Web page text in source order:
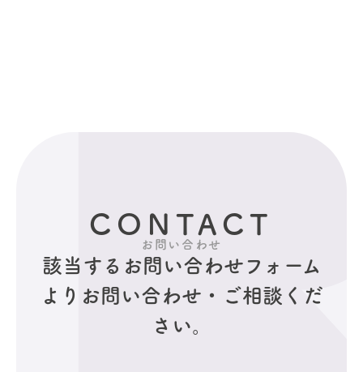
CONTACT
お問い合わせ
該当するお問い合わせフォーム
より お問い合わせ・ご相談くだ
さい。